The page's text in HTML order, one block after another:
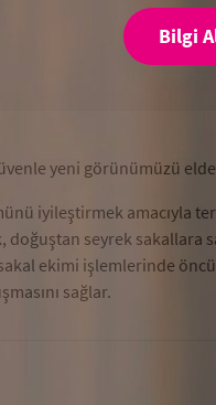
Bilgi
yeni görünümüzü
iyileştirmek amacıyla
seyrek sakallara
ekimi işlemlerinde
sağlar.